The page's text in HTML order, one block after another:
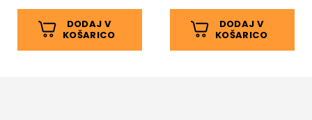
DODAJ V
KOŠARICO
DODAJ V
KOŠARICO